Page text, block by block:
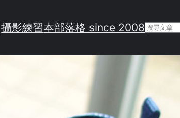
攝影練習本部落格 since 2008Search